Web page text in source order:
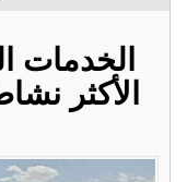
الخدمات
الأكثر